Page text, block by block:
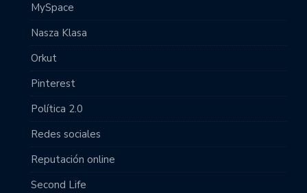
MySpace
Nasza Klasa
Orkut
Pinterest
Política 2.0
Redes sociales
Reputación online
Second Life